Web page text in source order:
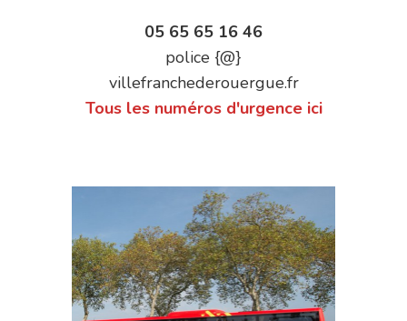
05 65 65 16 46
police {@}
villefranchederouergue.fr
Tous les numéros d'urgence ici